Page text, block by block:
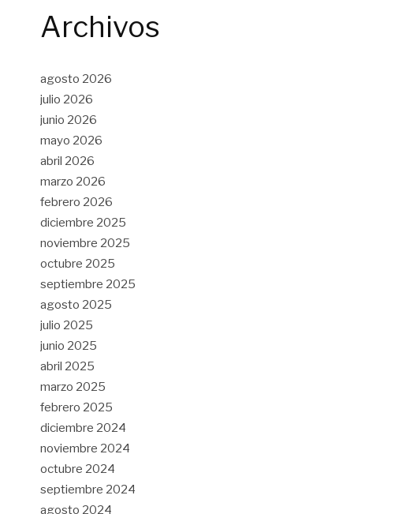
Archivos
agosto 2026
julio 2026
junio 2026
mayo 2026
abril 2026
marzo 2026
febrero 2026
diciembre 2025
noviembre 2025
octubre 2025
septiembre 2025
agosto 2025
julio 2025
junio 2025
abril 2025
marzo 2025
febrero 2025
diciembre 2024
noviembre 2024
octubre 2024
septiembre 2024
agosto 2024